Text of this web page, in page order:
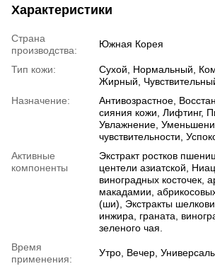
Характеристики
Страна
производства:
Южная Корея
Тип кожи:
Сухой, Нормальный,
Жирный,
Назначение:
Антивозрастное,
сияния кожи, Лифтинг,
Увлажнение,
чувствительности,
Активные
компоненты
Экстракт ростков
центели азиатской,
виноградных косточек,
макадамии,
(ши), Экстракты
инжира, граната,
зеленого чая.
Время
применения:
Утро, Вечер,